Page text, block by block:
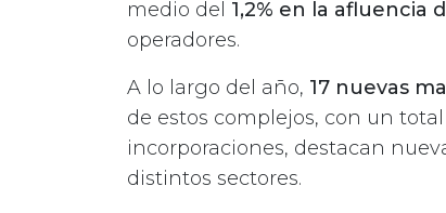
medio del 1,2% en la afluencia
operadores.
A lo largo del año, 17 nuevas
de estos complejos, con un
incorporaciones, destacan
distintos sectores.